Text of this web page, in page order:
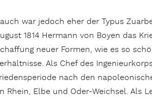
war jedoch eher der Typus
1814 Hermann von Boyen das
neuer Formen, wie es so
Als Chef des
nach den
Rhein, Elbe und Oder-Weichsel. Als